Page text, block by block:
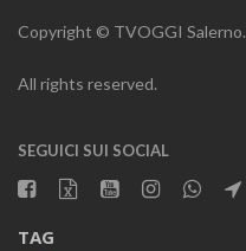
Copyright © TVOGGI Salerno.
All rights reserved.
SEGUICI SUI SOCIAL
TAG